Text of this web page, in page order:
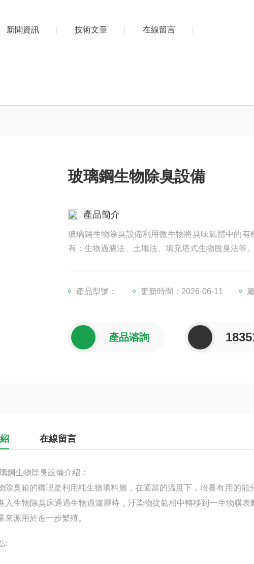
新聞資訊 技術文章 在線留言
玻璃鋼生物除臭設備
產品簡介
玻璃鋼生物除臭設備利用微生物將臭味氣體中的
有：生物過濾法、土壤法、填充塔式生物脫臭法等。
產品型號： 更新時間：2026-06-11
產品谘詢
在線留言
生物除臭設備介紹：
臭箱的機理是利用純生物填料層，在適當的溫度下，培養有用的能
入生物除臭床通過生物過濾層時，汙染物從氣相中轉移到一生物膜
來源用於進一步繁殖。
: